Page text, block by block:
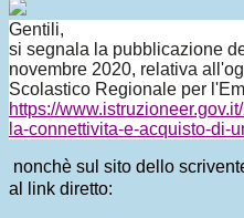
Gentili,
si segnala la pubblicazione
novembre 2020, relativa
Scolastico Regionale per
https://www.istruzioneer.gov.
la-connettivita-e-acquisto-di-
nonchè sul sito dello
al link diretto: